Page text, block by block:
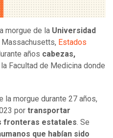
morgue de la Universidad
Estados
años cabezas,
Facultad de Medicina donde
la morgue durante 27 años,
por transportar
fronteras estatales. Se
que habían sido